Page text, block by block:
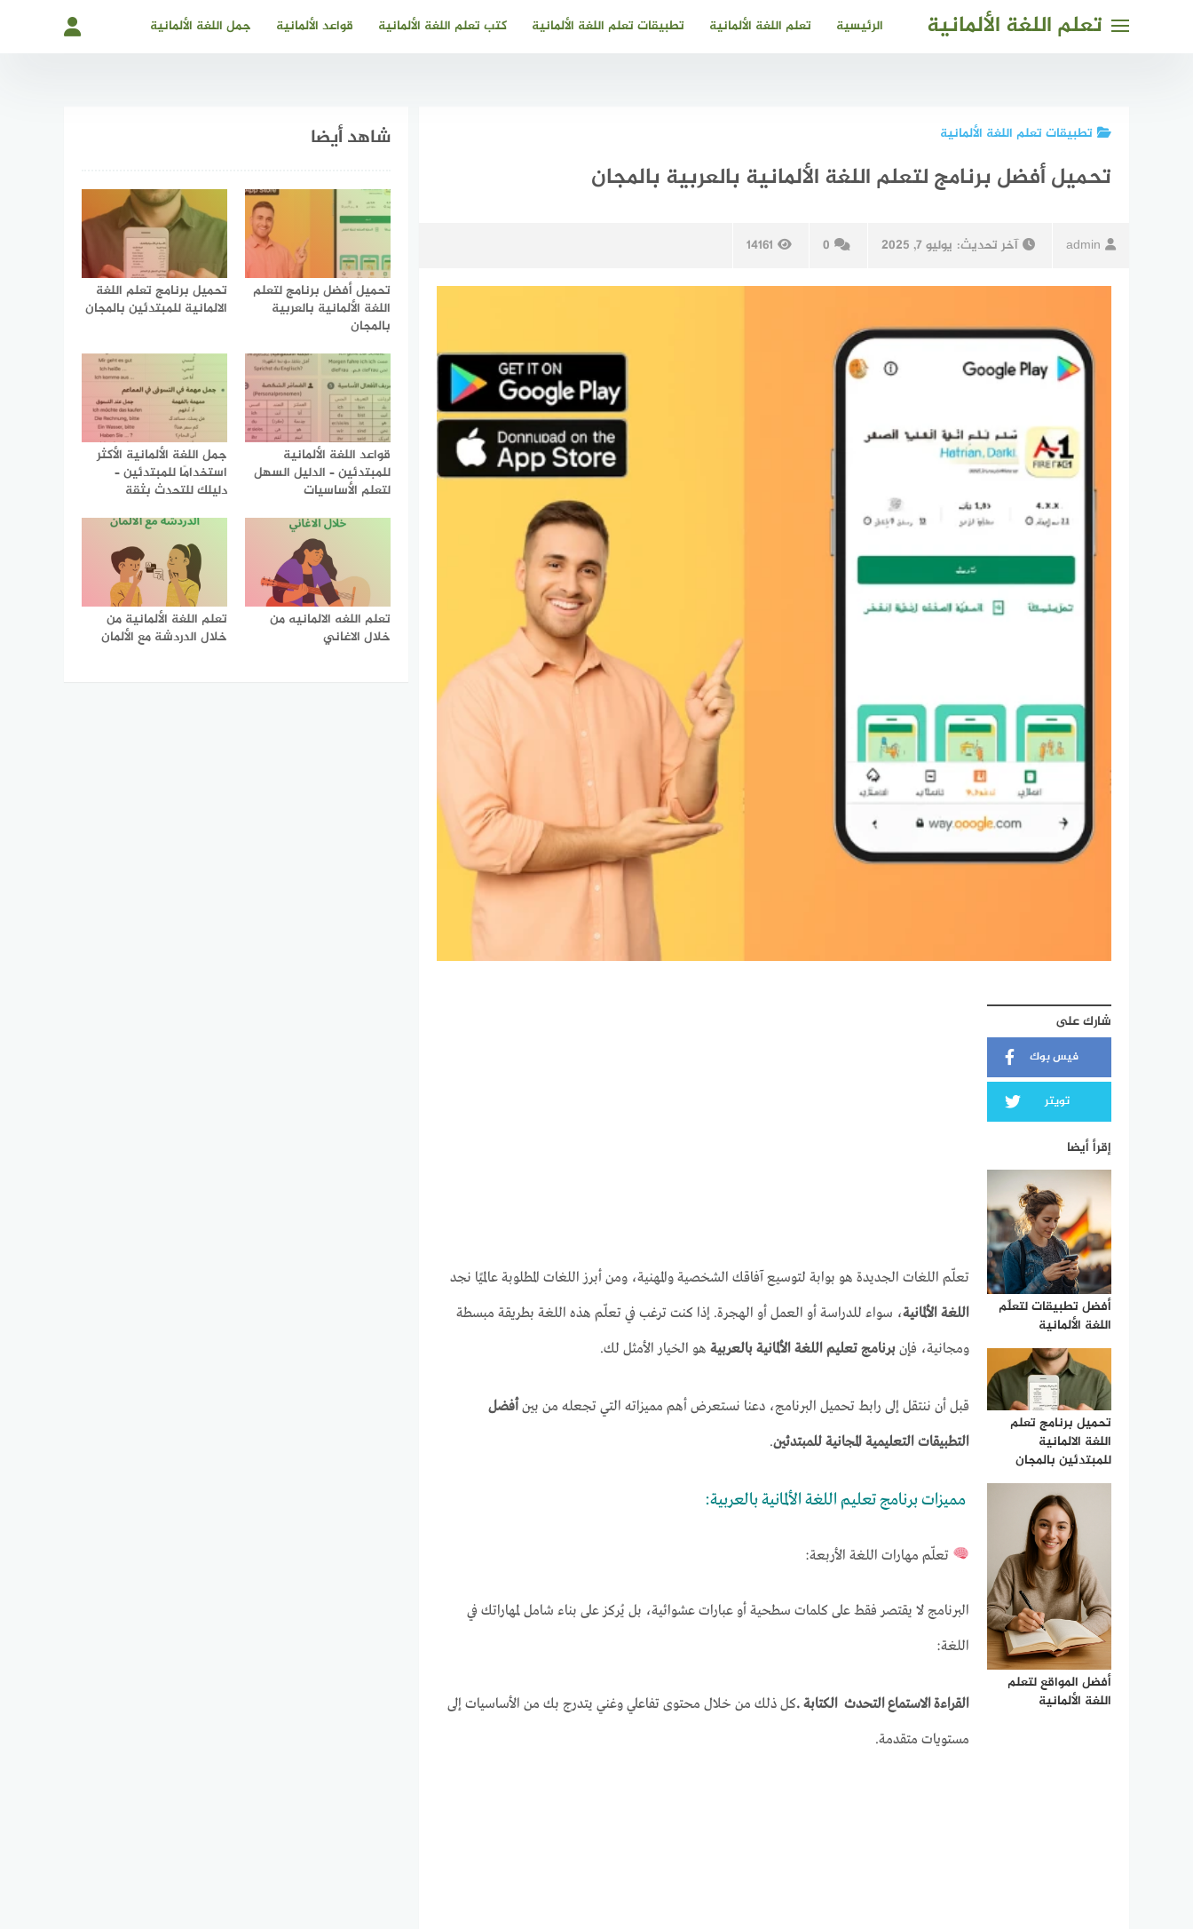
تعلم اللغة الألمانية الرئيسية تعلم اللغة الألمانية تطبيقات تعلم اللغة الألمانية كتب تعلم اللغة الألمانية قواعد الألمانية جمل اللغة الألمانية
تطبيقات تعلم اللغة الألمانية
تحميل أفضل برنامج لتعلم اللغة الألمانية بالعربية بالمجان
admin آخر تحديث: يوليو 7, 2025 0
14161
شارك على
فيس بوك
تويتر
إقرأ أيضا
أفضل تطبيقات لتعلّم
اللغة الألمانية
تحميل برنامج تعلم
اللغة الالمانية
للمبتدئين بالمجان
أفضل المواقع لتعلم
اللغة الألمانية
تعلّم اللغات الجديدة هو بوابة لتوسيع آفاقك الشخصية والمهنية، ومن أبرز اللغات المطلوبة عالميًا نجد
اللغة الألمانية، سواء للدراسة أو العمل أو الهجرة. إذا كنت ترغب في تعلّم هذه اللغة بطريقة مبسطة
ومجانية، فإن برنامج تعليم اللغة الألمانية بالعربيةهو الخيار الأمثل لك.
قبل أن ننتقل إلى رابط تحميل البرنامج، دعنا نستعرض أهم مميزاته التي تجعله من بين أفضل
التطبيقات التعليمية المجانية للمبتدئين.
مميزات برنامج تعليم اللغة الألمانية بالعربية:
تعلّم مهارات اللغة الأربعة:
البرنامج لا يقتصر فقط على كلمات سطحية أو عبارات عشوائية، بل يُركز على بناء شامل لمهاراتك في
اللغة:
القراءةالاستماعالتحدث الكتابة .كل ذلك من خلال محتوى تفاعلي وغني يتدرج بك من الأساسيات إلى
مستويات متقدمة.
شاهد أيضا
تحميل أفضل برنامج لتعلم
اللغة الألمانية بالعربية
بالمجان
تحميل برنامج تعلم اللغة
الالمانية للمبتدئين بالمجان
قواعد اللغة الألمانية
للمبتدئين – الدليل السهل
لتعلم الأساسيات
جمل اللغة الألمانية الأكثر
استخدامًا للمبتدئين –
دليلك للتحدث بثقة
تعلم اللغه الالمانيه من
خلال الاغاني
تعلم اللغة الألمانية من
خلال الدردشة مع الألمان